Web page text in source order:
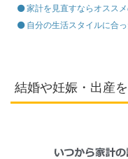
家計を見直すならオスス
自分の生活スタイルに合
結婚や妊娠・出産